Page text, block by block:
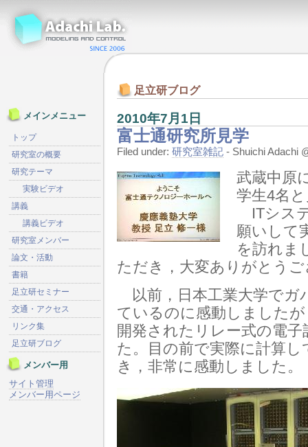
足立研ブログ
2010年7月1日
富士通研究所見学
Filed under: 研究室雑記 - Shuichi Adachi
武蔵中原
学生4名
ITシス
願いして
を訪れま
ただき，大変ありがとう
以前，日本工業大学でガ
ているのに感動しました
開発されたリレー式の電
た。目の前で実際に計算
き，非常に感動しました。
メインメニュー
トップ
研究室の概要
研究テーマ
実験ビデオ
講義
講義ビデオ
研究室メンバー
論文・活動
書籍
足立研セミナー
交通・アクセス
リンク集
足立研ブログ
メンバー用
サイト管理
メンバー用ページ